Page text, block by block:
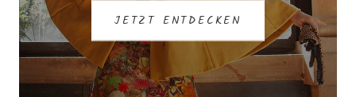
JETZT ENTDECKEN